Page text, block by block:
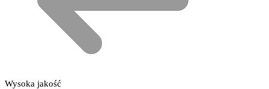
Wysoka jakość